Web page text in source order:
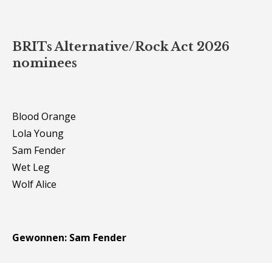
BRITs Alternative/Rock Act 2026
nominees
Blood Orange
Lola Young
Sam Fender
Wet Leg
Wolf Alice
Gewonnen: Sam Fender